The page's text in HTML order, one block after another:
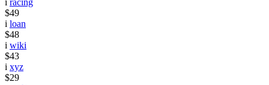
i racing
$49
i loan
$48
i wiki
$43
i xyz
$29